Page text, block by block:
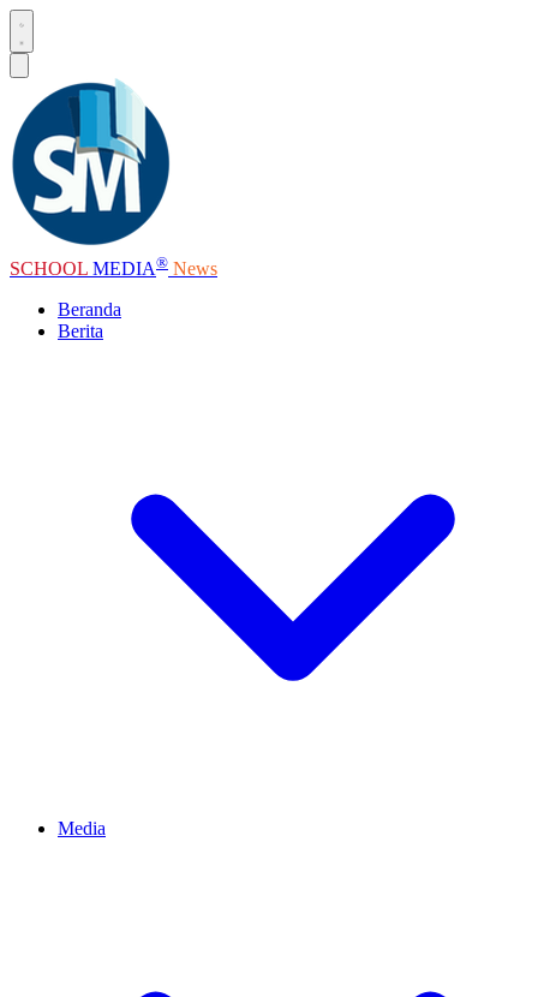
SCHOOL MEDIA® News
Beranda
Berita
Media